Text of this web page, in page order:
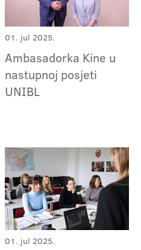
01. jul 2025.
Ambasadorka Kine u
nastupnoj posjeti
UNIBL
01. jul 2025.